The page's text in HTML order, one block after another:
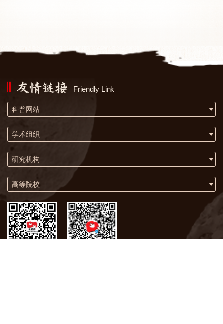
Friendly Link
科普网站
学术组织
研究机构
高等院校